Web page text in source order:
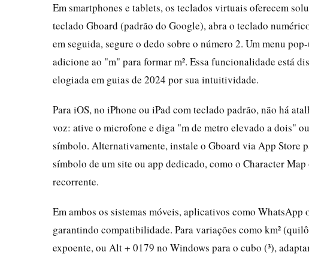
Em smartphones e tablets, os teclados virtuais oferecem
teclado Gboard (padrão do Google), abra o teclado
em seguida, segure o dedo sobre o número 2. Um menu
adicione ao "m" para formar m². Essa funcionalidade está
elogiada em guias de 2024 por sua intuitividade.
Para iOS, no iPhone ou iPad com teclado padrão, não há
voz: ative o microfone e diga "m de metro elevado a dois"
símbolo. Alternativamente, instale o Gboard via App Store
símbolo de um site ou app dedicado, como o Character
recorrente.
Em ambos os sistemas móveis, aplicativos como
garantindo compatibilidade. Para variações como km²
expoente, ou Alt + 0179 no Windows para o cubo (³),